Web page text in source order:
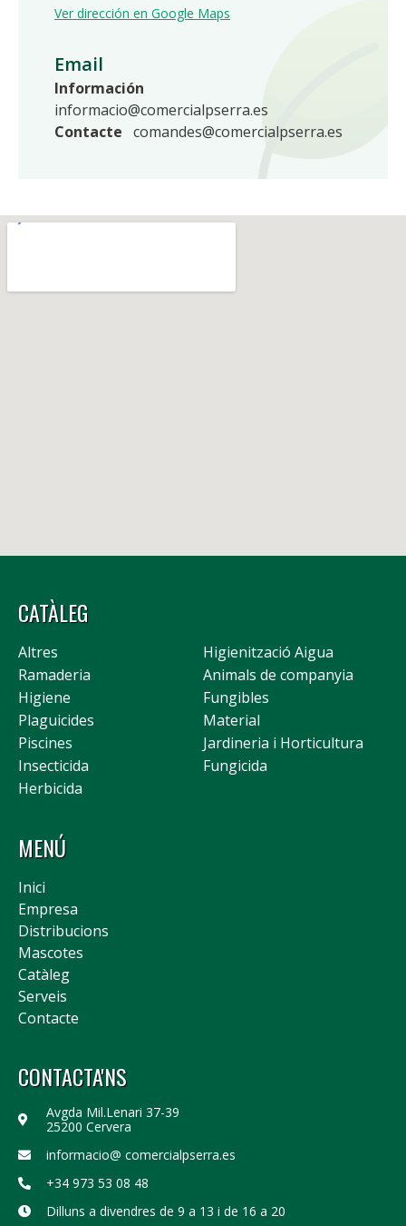
Ver dirección en Google Maps
Email
Información
informacio@comercialpserra.es
Contacte comandes@comercialpserra.es
CATÀLEG
Altres
Higienització Aigua
Ramaderia
Animals de companyia
Higiene
Fungibles
Plaguicides
Material
Piscines
Jardineria i Horticultura
Insecticida
Fungicida
Herbicida
MENÚ
Inici
Empresa
Distribucions
Mascotes
Catàleg
Serveis
Contacte
CONTACTA'NS
Avgda Mil.Lenari 37-39
25200 Cervera
informacio@ comercialpserra.es
+34 973 53 08 48
Dilluns a divendres de 9 a 13 i de 16 a 20